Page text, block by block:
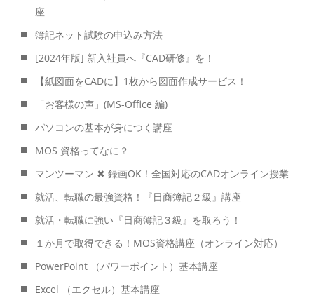
座
簿記ネット試験の申込み方法
[2024年版] 新入社員へ『CAD研修』を！
【紙図面をCADに】1枚から図面作成サービス！
「お客様の声」(MS-Office 編)
パソコンの基本が身につく講座
MOS 資格ってなに？
マンツーマン ✖ 録画OK！全国対応のCADオンライン授業
就活、転職の最強資格！『日商簿記２級』講座
就活・転職に強い『日商簿記３級』を取ろう！
１か月で取得できる！MOS資格講座（オンライン対応）
PowerPoint （パワーポイント）基本講座
Excel （エクセル）基本講座